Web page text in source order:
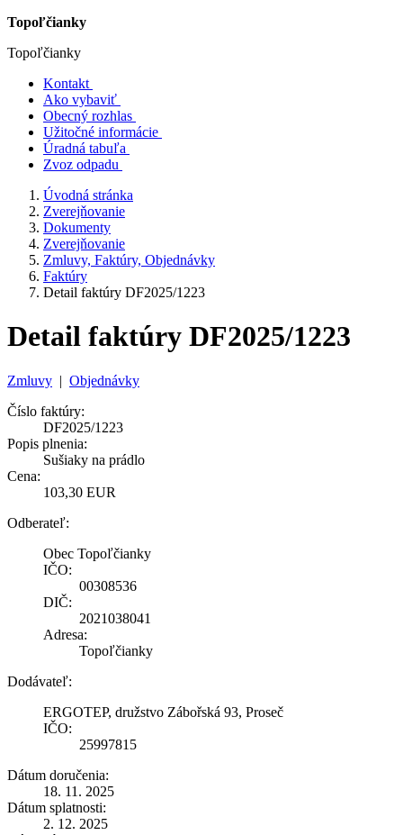
Topoľčianky
Topoľčianky
Kontakt
Ako vybaviť
Obecný rozhlas
Užitočné informácie
Úradná tabuľa
Zvoz odpadu
Úvodná stránka
Zverejňovanie
Dokumenty
Zverejňovanie
Zmluvy, Faktúry, Objednávky
Faktúry
Detail faktúry DF2025/1223
Detail faktúry DF2025/1223
Zmluvy | Objednávky
Číslo faktúry:
DF2025/1223
Popis plnenia:
Sušiaky na prádlo
Cena:
103,30 EUR
Odberateľ:
Obec Topoľčianky
IČO:
00308536
DIČ:
2021038041
Adresa:
Topoľčianky
Dodávateľ:
ERGOTEP, družstvo Zábořská 93, Proseč
IČO:
25997815
Dátum doručenia:
18. 11. 2025
Dátum splatnosti:
2. 12. 2025